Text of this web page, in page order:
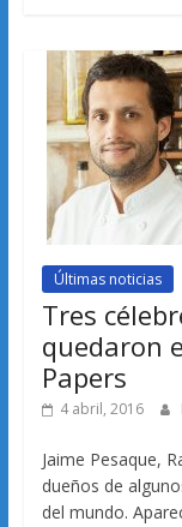
Últimas noticias
Tres
quedaron
Papers
4 abril, 2016
Jaime Pesaque,
dueños de
del mundo.